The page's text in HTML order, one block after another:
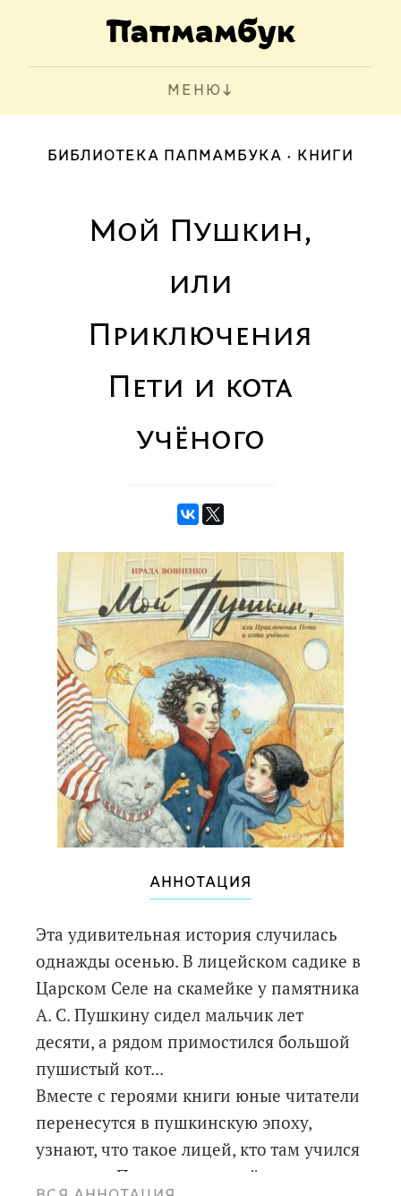
МЕНЮ
БИБЛИОТЕКА ПАПМАМБУКА КНИГИ
Мой Пушкин,
или
Приключения
Пети и кота
учёного
АННОТАЦИЯ
Эта удивительная история случилась
однажды осенью. В лицейском садике в
Царском Селе на скамейке у памятника
А. С. Пушкину сидел мальчик лет
десяти, а рядом примостился большой
пушистый кот...
Вместе с героями книги юные читатели
перенесутся в пушкинскую эпоху,
узнают, что такое лицей, кто там учился
и почему Пушкина в лицейские годы